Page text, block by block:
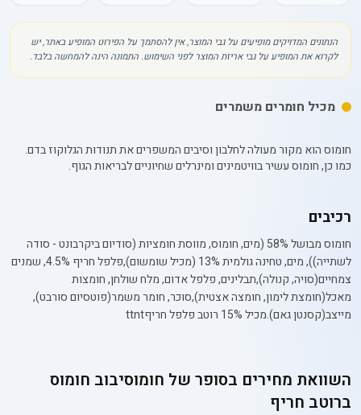
הנתונים המדויקים מופיעים על גבי המוצר, אין להסתמך על הפירוט המופיע באתר, יש
לקרוא את המופיע על גבי אריזת המוצר לפני השימוש. התמונה הינה להמחשה בלבד.
מכיל חומרים משמרים
חומוס הוא מקור מעולה לחלבון וסיבים המשפרים את תנודות הגלוקוז בדם.
כמו כן, חומוס עשיר בוויטמינים ומינרלים שחיוניים לבריאות הגוף.
רכיבים
חומוס מבושל 58% (מים, חומוס, מווסת חומציות (סודיום ביקרבונט - סודה
לשתייה)), מים, טחינה גולמית 13% (מכיל שומשום),פלפל חריף 4.5%, שמנים
צמחיים(סויה, קנולה),תבלינים, פלפל אדום, מלח שולחן, חומצות
מאכל(חומצת לימון, חומצה אצטית),סוכר, חומר משמר(פוטסיום סורבט),
מייצב(קסנטן גאם).מכיל 15% רוטב פלפל חריףttnt
השוואת מחירים בסופר של חומוסיבוב חומוס
ברוטב חריף